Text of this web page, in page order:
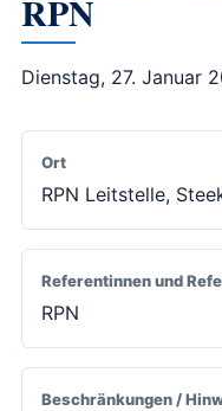
RPN
Dienstag, 27. Januar
Ort
RPN Leitstelle,
Referentinnen und
RPN
Beschränkungen /